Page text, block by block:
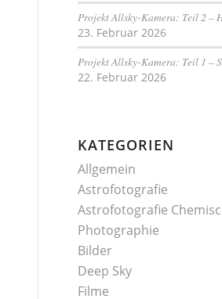
Projekt Allsky-Kamera: Teil 2 –
23. Februar 2026
Projekt Allsky-Kamera: Teil 1 –
22. Februar 2026
KATEGORIEN
Allgemein
Astrofotografie
Astrofotografie
Photographie
Bilder
Deep Sky
Filme